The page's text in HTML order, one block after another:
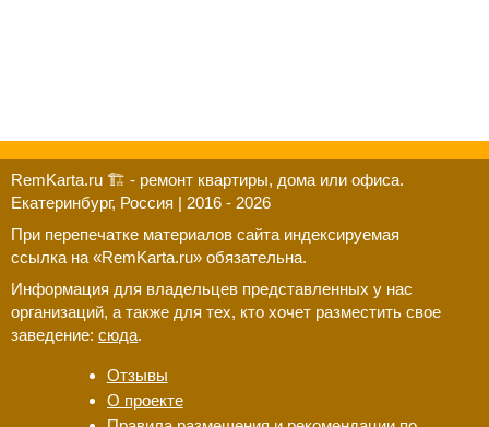
RemKarta.ru 🏗️ - ремонт квартиры, дома или офиса.
Екатеринбург, Россия | 2016 - 2026
При перепечатке материалов сайта индексируемая
ссылка на «RemKarta.ru» обязательна.
Информация для владельцев представленных у нас
организаций, а также для тех, кто хочет разместить свое
заведение: сюда.
Отзывы